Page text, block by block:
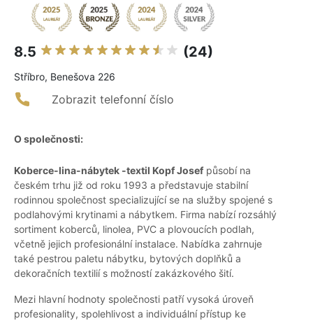
8.5 (24)
Stříbro, Benešova 226
Zobrazit telefonní číslo
O společnosti:
Koberce-lina-nábytek -textil Kopf Josef působí na
českém trhu již od roku 1993 a představuje stabilní
rodinnou společnost specializující se na služby spojené s
podlahovými krytinami a nábytkem. Firma nabízí rozsáhlý
sortiment koberců, linolea, PVC a plovoucích podlah,
včetně jejich profesionální instalace. Nabídka zahrnuje
také pestrou paletu nábytku, bytových doplňků a
dekoračních textilií s možností zakázkového šití.
Mezi hlavní hodnoty společnosti patří vysoká úroveň
profesionality, spolehlivost a individuální přístup ke